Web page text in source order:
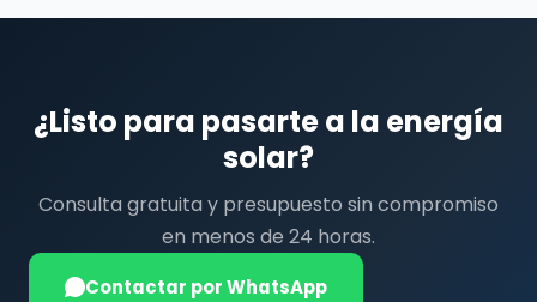
¿Listo para pasarte a la energía
solar?
Consulta gratuita y presupuesto sin compromiso
en menos de 24 horas.
Contactar por WhatsApp